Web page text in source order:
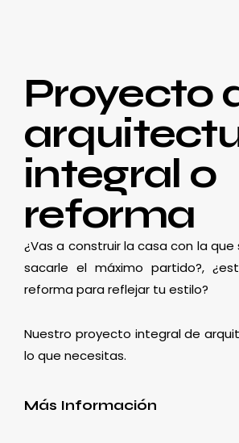
Proyecto
integral o
reforma
¿Vas a construir la casa con la
sacarle el máximo partido?,
reforma para reflejar tu estilo?
Nuestro proyecto integral de
lo que necesitas.
Más Información